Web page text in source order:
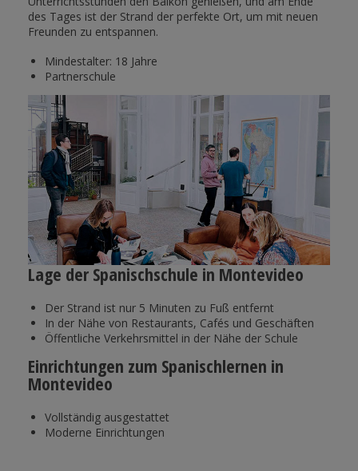
des Tages ist der Strand der perfekte Ort, um mit neuen
Freunden zu entspannen.
Mindestalter: 18 Jahre
Partnerschule
Lage der Spanischschule in Montevideo
Der Strand ist nur 5 Minuten zu Fuß entfernt
In der Nähe von Restaurants, Cafés und Geschäften
Öffentliche Verkehrsmittel in der Nähe der Schule
Einrichtungen zum Spanischlernen in
Montevideo
Vollständig ausgestattet
Moderne Einrichtungen